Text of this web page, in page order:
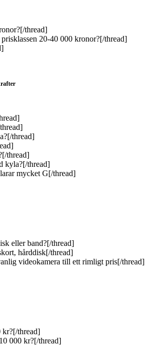
thread]
20-40 000 kronor?[/thread]
thread]
thread]
kyla?[/thread]
mycket G[/thread]
eller band?[/thread]
hårddisk[/thread]
videokamera till ett rimligt pris[/thread]
kr?[/thread]
000 kr?[/thread]